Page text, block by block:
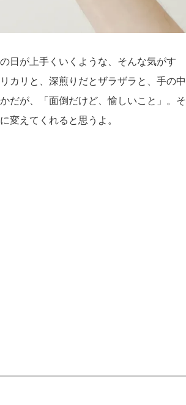
日が上手くいくような、そんな気がす
カリと、深煎りだとザラザラと、手の中
だが、「面倒だけど、愉しいこと」。そ
変えてくれると思うよ。